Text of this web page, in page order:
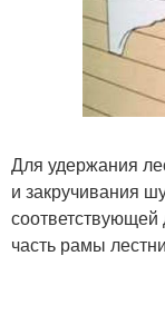
Для удержания
и закручивания
часть рамы